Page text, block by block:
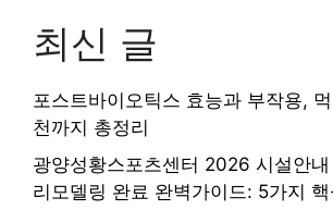
최신 글
포스트바이오틱스 효능과 부작용,
천까지 총정리
광양성황스포츠센터 2026 시설안
리모델링 완료 완벽가이드: 5가지